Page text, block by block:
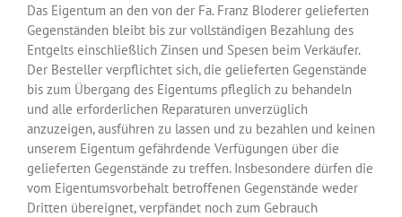
Das Eigentum an den von der Fa. Franz Bloderer gelieferten
Gegenständen bleibt bis zur vollständigen Bezahlung des
Entgelts einschließlich Zinsen und Spesen beim Verkäufer.
Der Besteller verpflichtet sich, die gelieferten Gegenstände
bis zum Übergang des Eigentums pfleglich zu behandeln
und alle erforderlichen Reparaturen unverzüglich
anzuzeigen, ausführen zu lassen und zu bezahlen und keinen
unserem Eigentum gefährdende Verfügungen über die
gelieferten Gegenstände zu treffen. Insbesondere dürfen die
vom Eigentumsvorbehalt betroffenen Gegenstände weder
Dritten übereignet, verpfändet noch zum Gebrauch